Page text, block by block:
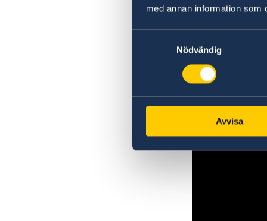
med annan information som
Nödvändig
Avvisa